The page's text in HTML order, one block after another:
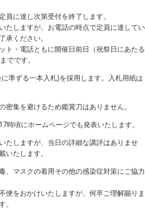
員に達し次第受付を終了します。
たしますが、お電話の時点で定員に達してい
承ください。
ト・電話ともに開催日前日（祝祭日にあたる
でです。
準ずる一本入札)を採用します。入札用紙は
集を避けるため鑑賞刀はありません。
時頃にホームページでも発表いたします。
たしますが、当日の詳細な講評はありませ
いたします。
、マスクの着用その他の感染症対策にご協力
便をおかけいたしますが、何卒ご理解賜りま
。